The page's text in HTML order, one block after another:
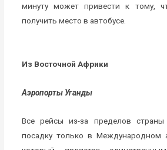
минуту может привести к тому,
получить место в автобусе.
Из Восточной Африки
Аэропорты Уганды
Все рейсы из-за пределов
посадку только в Международном